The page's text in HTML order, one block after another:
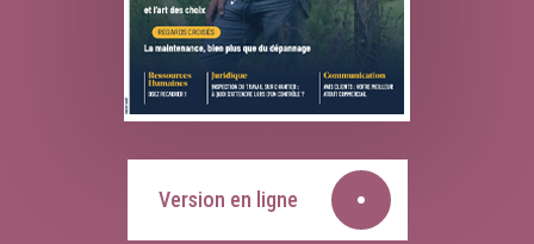
Version en ligne